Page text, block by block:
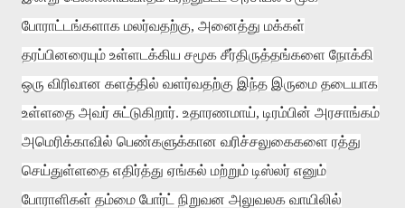
போராட்டங்களாக மலர்வதற்கு, அனைத்து மக்கள்
தரப்பினரையும் உள்ளடக்கிய சமூக சீர்திருத்தங்களை நோக்கி
ஒரு விரிவான களத்தில் வளர்வதற்கு இந்த இருமை தடையாக
உள்ளதை அவர் சுட்டுகிறார். உதாரணமாய், டிரம்பின் அரசாங்கம்
அமெரிக்காவில் பெண்களுக்கான வரிச்சலுகைகளை ரத்து
செய்துள்ளதை எதிர்த்து ஏங்கல் மற்றும் டிஸ்லர் எனும்
போராளிகள் தம்மை போர்ட் நிறுவன அலுவலக வாயிலில்